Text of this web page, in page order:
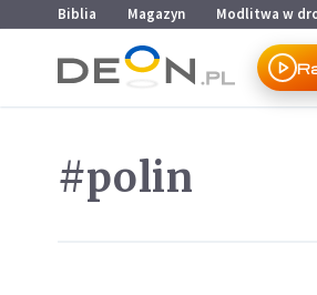
Przejdź do menu głównego
Przejdź do treści
Biblia Magazyn Modlitwa w
#polin